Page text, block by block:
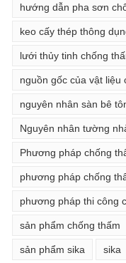
hướng dẫn pha sơn
keo cấy thép thông
lưới thủy tinh chống
nguồn gốc của vật liệu
nguyên nhân sàn bê
Nguyên nhân tường
Phương pháp chống
phương pháp chống
phương pháp thi công
sản phẩm chống thấm
sản phẩm sika sika